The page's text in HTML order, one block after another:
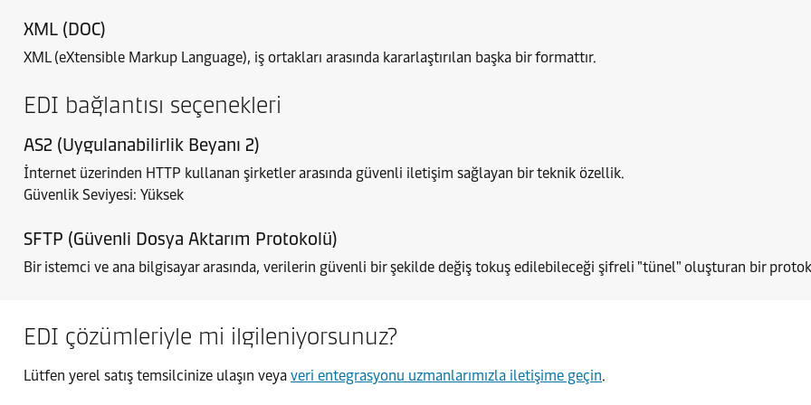
XML (DOC)
XML (eXtensible Markup Language), iş ortakları arasında kararlaştırılan başka bir formattır.
EDI bağlantısı seçenekleri
AS2 (Uygulanabilirlik Beyanı 2)
İnternet üzerinden HTTP kullanan şirketler arasında güvenli iletişim sağlayan bir teknik özellik.
Güvenlik Seviyesi: Yüksek
SFTP (Güvenli Dosya Aktarım Protokolü)
Bir istemci ve ana bilgisayar arasında, verilerin güvenli bir şekilde değiş tokuş edilebileceği şifreli "tünel" oluşturan bir
EDI çözümleriyle mi ilgileniyorsunuz?
Lütfen yerel satış temsilcinize ulaşın veya veri entegrasyonu uzmanlarımızla iletişime geçin.